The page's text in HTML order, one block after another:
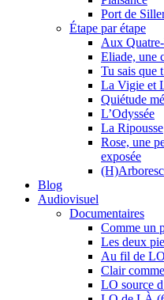
Port de
Étape par étape
Aux
Eliade, une
Tu sais que
La Vigie et
Quiétude
L’Odyssée
La Ripousse
Rose, une
exposée
Blog
Audiovisuel
Documentaires
Comme un
Les deux
Au fil de
Clair
LO source